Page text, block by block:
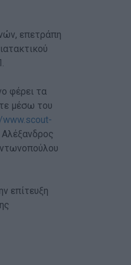
επετράπη
φέρει τα
μέσω του
επίτευξη